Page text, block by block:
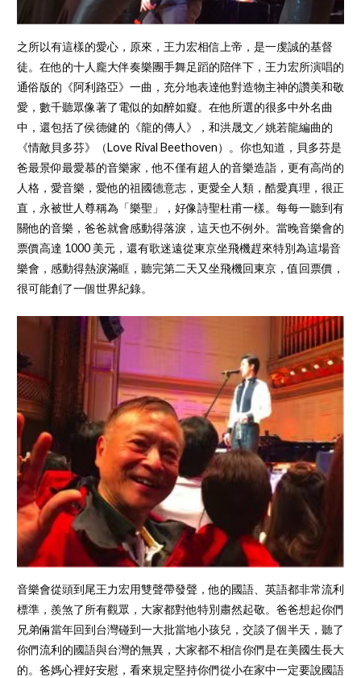
之所以有這樣的愛心，原來，王力宏相信上帝，是一虔誠的基督
徒。在他的十人龐大伴奏樂團手舞足蹈的陪伴下，王力宏所演唱的
通俗版的《阿利路亞》一曲，充分地表達他對造物主神的讚美和敬
愛，數千聽眾像著了電似的如醉如癡。在他所選的很多中外名曲
中，還包括了侯德健的《龍的傳人》，和洪晟文／姚若龍編曲的
《情敵貝多芬》（Love Rival Beethoven）。你也知道，貝多芬是
爸最景仰最愛慕的音樂家，他不僅有超人的音樂造詣，更有高尚的
人格，愛音樂，愛他的祖國德意志，更愛全人類，酷愛真理，很正
直，永被世人尊稱為「樂聖」，好像詩聖杜甫一樣。每每一聽到有
關他的音樂，爸爸就會感動得落淚，這天也不例外。當晚音樂會的
票價高達 1000 美元，還有歌迷遠從東京坐飛機趕來特別為這場音
樂會，感動得熱淚滿眶，聽完第二天又坐飛機回東京，值回票價，
很可能創了一個世界紀錄。
音樂會從頭到尾王力宏用雙聲帶發聲，他的國語、英語都非常流利
標準，羨煞了所有觀眾，大家都對他特別肅然起敬。爸爸想起你們
兄弟倆當年回到台灣碰到一大批當地小孩兒，交談了個半天，聽了
你們流利的國語與台灣的無異，大家都不相信你們是在美國生長大
的。爸媽心裡好安慰，看來規定堅持你們從小在家中一定要說國語